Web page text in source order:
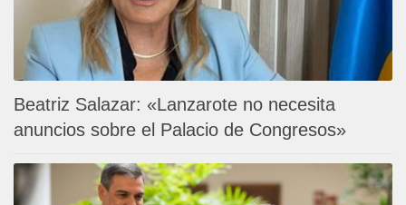
Beatriz Salazar: «Lanzarote no necesita
anuncios sobre el Palacio de Congresos»